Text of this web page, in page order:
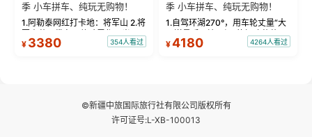
季 小车拼车、纯玩无购物！
1.阿勒泰网红打卡地：将军山 2.将
军山落日缆车，体验雪都风光 3.
将军山，夕阳派对，蹦迪party 4.
¥ 3380 354人看过
季 小车拼车、纯玩无购物！
1.自驾环湖270°，用车轮丈量“大
西洋最后一滴眼泪”的极致蔚蓝，
让雪山、花海与深邃湖水在转弯
¥4180 4264人看过
©新疆中旅国际旅行社有限公司版权所有
许可证号:L-XB-100013